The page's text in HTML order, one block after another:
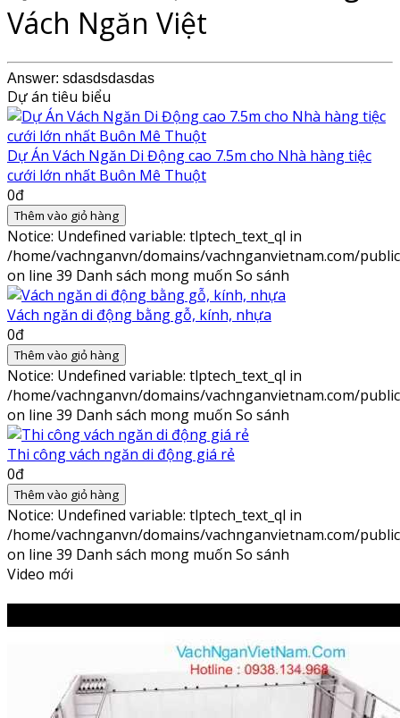
Vách Ngăn Việt
Answer: sdasdsdasdas
Dự án tiêu biểu
Dự Án Vách Ngăn Di Động cao 7.5m cho Nhà hàng tiệc
cưới lớn nhất Buôn Mê Thuột
0đ
Thêm vào giỏ hàng
Notice: Undefined variable: tlptech_text_ql in
/home/vachnganvn/domains/vachnganvietnam.com/
on line 39 Danh sách mong muốn So sánh
Vách ngăn di động bằng gỗ, kính, nhựa
0đ
Thêm vào giỏ hàng
Notice: Undefined variable: tlptech_text_ql in
/home/vachnganvn/domains/vachnganvietnam.com/
on line 39 Danh sách mong muốn So sánh
Thi công vách ngăn di động giá rẻ
0đ
Thêm vào giỏ hàng
Notice: Undefined variable: tlptech_text_ql in
/home/vachnganvn/domains/vachnganvietnam.com/
on line 39 Danh sách mong muốn So sánh
Video mới